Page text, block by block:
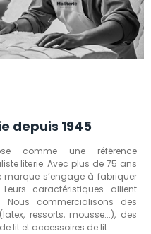
depuis 1945
comme une référence
literie. Avec plus de 75 ans
marque s’engage à fabriquer
caractéristiques allient
Nous commercialisons des
ressorts, mousse...), des
lit et accessoires de lit.